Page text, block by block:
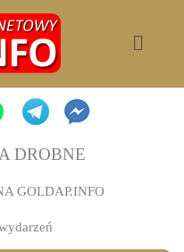
DROBNE
GOLDAP.INFO